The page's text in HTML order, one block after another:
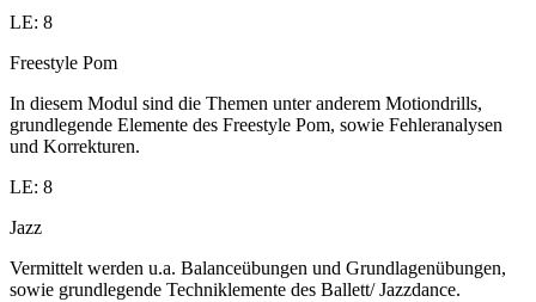
LE: 8
Freestyle Pom
In diesem Modul sind die Themen unter anderem Motiondrills,
grundlegende Elemente des Freestyle Pom, sowie Fehleranalysen
und Korrekturen.
LE: 8
Jazz
Vermittelt werden u.a. Balanceübungen und Grundlagenübungen,
sowie grundlegende Techniklemente des Ballett/ Jazzdance.